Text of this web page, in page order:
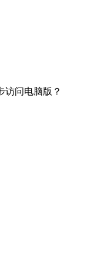
访问电脑版？